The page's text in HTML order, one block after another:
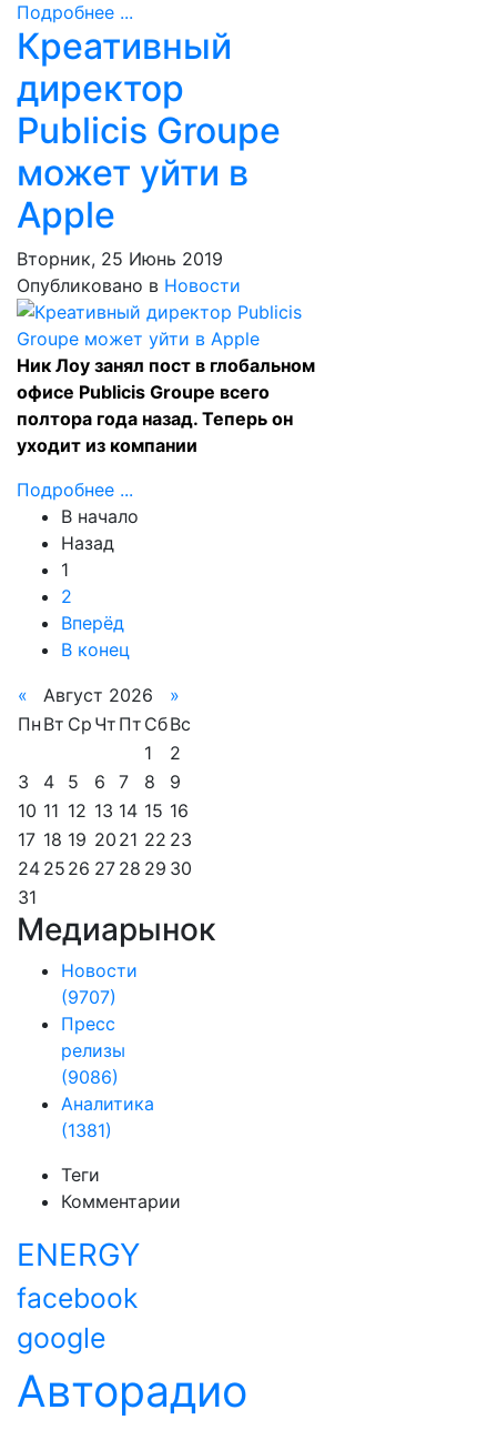
Подробнее ...
Креативный
директор
Publicis Groupe
может уйти в
Apple
Вторник, 25 Июнь 2019
Опубликовано в Новости
Ник Лоу занял пост в глобальном
офисе Publicis Groupe всего
полтора года назад. Теперь он
уходит из компании
Подробнее ...
В начало
Назад
1
2
Вперёд
В конец
« Август 2026
»
Пн Вт Ср Чт Пт СбВс
1
2
3
4 5 6 7 8
9
10 11 12 13 14 15 16
17 18 19 20 21 22 23
24 25 26 27 28 29 30
31
Медиарынок
Новости
(9707)
Пресс
релизы
(9086)
Аналитика
(1381)
Теги
Комментарии
ENERGY
facebook
google
Авторадио